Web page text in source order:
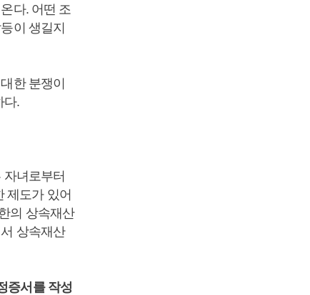
다. 어떤 조
이 생길지
한 분쟁이
다.
녀로부터
제도가 있어
의 상속재산
상속재산
증서를 작성